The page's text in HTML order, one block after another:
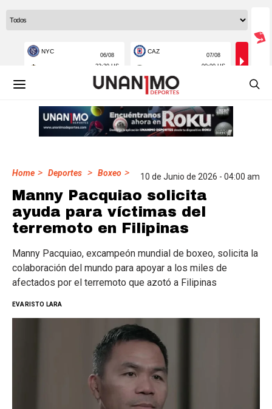
Home > Deportes > Boxeo > 10 de Junio de 2026 - 04:00 am
Manny Pacquiao solicita
ayuda para víctimas del
terremoto en Filipinas
Manny Pacquiao, excampeón mundial de boxeo, solicita la
colaboración del mundo para apoyar a los miles de
afectados por el terremoto que azotó a Filipinas
EVARISTO LARA